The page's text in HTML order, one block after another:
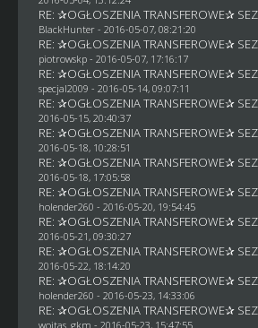
RE: ✰OGŁOSZENIA TRANSFEROWE✰
BlackHunter- 2016-05-07, 08:21:20
RE: ✰OGŁOSZENIA TRANSFEROWE✰
piotrowskp- 2016-05-07, 17:16:17
RE: ✰OGŁOSZENIA TRANSFEROWE✰
specjal2009 - 2016-05-14, 09:07:11
RE: ✰OGŁOSZENIA TRANSFEROWE✰
2016-05-15, 20:40:37
RE: ✰OGŁOSZENIA TRANSFEROWE✰
2016-05-18, 10:28:51
RE: ✰OGŁOSZENIA TRANSFEROWE✰
2016-05-18, 17:05:58
RE: ✰OGŁOSZENIA TRANSFEROWE✰
holender260 - 2016-05-20, 19:54:45
RE: ✰OGŁOSZENIA TRANSFEROWE✰
2016-05-21, 09:30:27
RE: ✰OGŁOSZENIA TRANSFEROWE✰
2016-05-22, 18:14:20
RE: ✰OGŁOSZENIA TRANSFEROWE✰
holender260 - 2016-05-23, 14:33:06
RE: ✰OGŁOSZENIA TRANSFEROWE✰
wojtas_gkm - 2016-05-23, 15:47:55